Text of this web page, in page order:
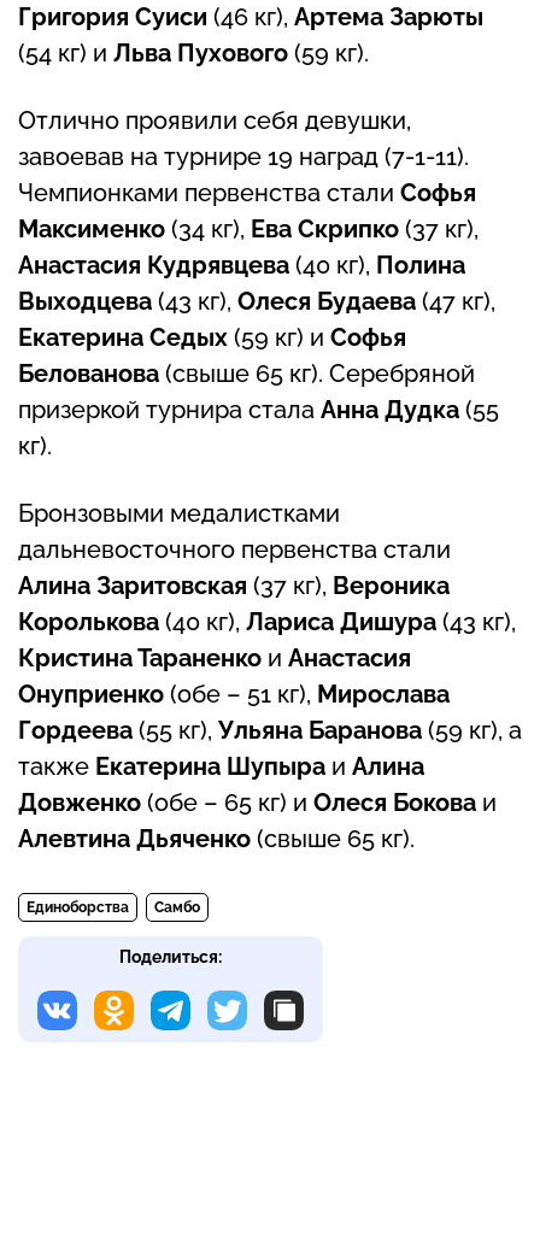
Григория Суиси (46 кг), Артема Зарюты
(54 кг) и Льва Пухового (59 кг).
Отлично проявили себя девушки,
завоевав на турнире 19 наград (7-1-11).
Чемпионками первенства стали Софья
Максименко (34 кг), Ева Скрипко (37 кг),
Анастасия Кудрявцева (40 кг), Полина
Выходцева (43 кг), Олеся Будаева (47 кг),
Екатерина Седых (59 кг) и Софья
Белованова (свыше 65 кг). Серебряной
призеркой турнира стала Анна Дудка (55
кг).
Бронзовыми медалистками
дальневосточного первенства стали
Алина Заритовская (37 кг), Вероника
Королькова (40 кг), Лариса Дишура (43 кг),
Кристина Тараненко и Анастасия
Онуприенко (обе – 51 кг), Мирослава
Гордеева (55 кг), Ульяна Баранова (59 кг), а
также Екатерина Шупыра и Алина
Довженко (обе – 65 кг) и Олеся Бокова и
Алевтина Дьяченко (свыше 65 кг).
Единоборства Самбо
Поделиться: